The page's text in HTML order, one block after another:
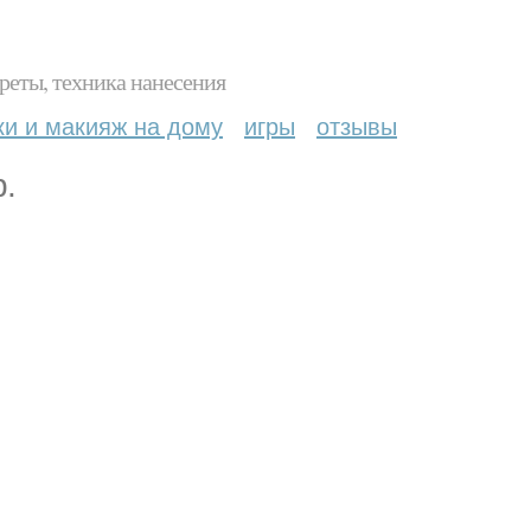
техника нанесения
и макияж на дому игры отзывы